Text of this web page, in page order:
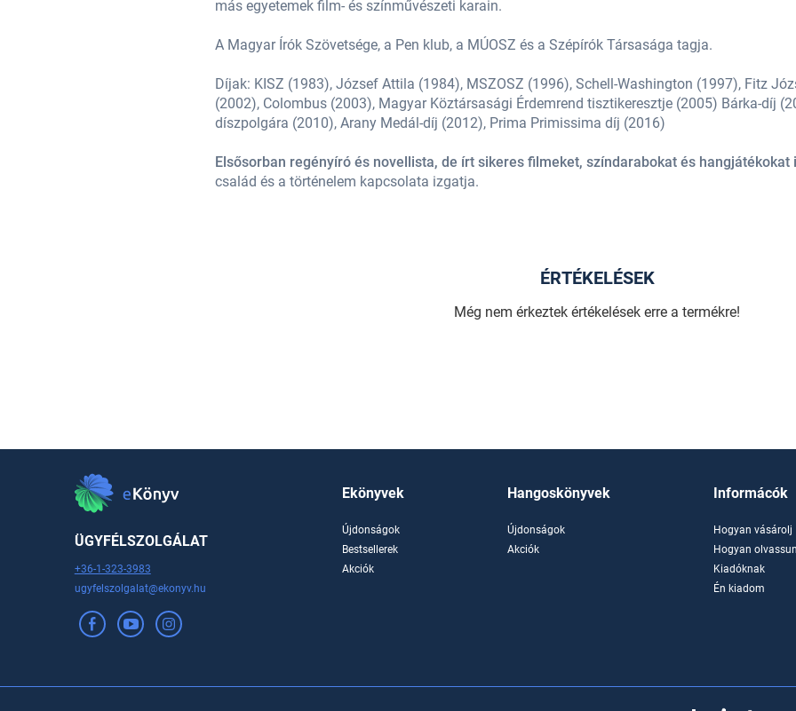
más egyetemek film- és színművészeti karain.
A Magyar Írók Szövetsége, a Pen klub, a MÚOSZ és a Szépírók Társasága tagja.
Díjak: KISZ (1983), József Attila (1984), MSZOSZ (1996), Schell-Washington (1997), Fitz
(2002), Colombus (2003), Magyar Köztársasági Érdemrend tisztikeresztje (2005) Bárka-díj
díszpolgára (2010), Arany Medál-díj (2012), Prima Primissima díj (2016)
Elsősorban regényíró és novellista, de írt sikeres filmeket, színdarabokat és hangjátékokat
család és a történelem kapcsolata izgatja.
ÉRTÉKELÉSEK
Még nem érkeztek értékelések erre a termékre!
ÜGYFÉLSZOLGÁLAT
+36-1-323-3983
ugyfelszolgalat@ekonyv.hu
Ekönyvek
Újdonságok
Bestsellerek
Akciók
Hangoskönyvek
Újdonságok
Akciók
Informácók
Hogyan vásárolj
Hogyan
Kiadóknak
Én kiadom